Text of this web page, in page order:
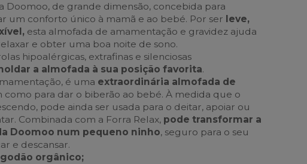
Doomoo, de grande dimensão, concebida para
um conforto único à mamã e ao bebé. Por ser leve,
esta almofada de amamentação e gravidez ajuda
e obter uma boa noite de sono.
hipoalérgicas, extrafinas e silenciosas
a almofada à sua posição favorita.
é uma extraordinária almofada de
como para dar o biberão ao bebé. À medida que o
pode ainda ser usada para o deitar, apoiar ou
Combinada com a Forra Relax, pode transformar a
Doomoo num pequeno ninho, seguro para o seu
e descansar.
orgânico;